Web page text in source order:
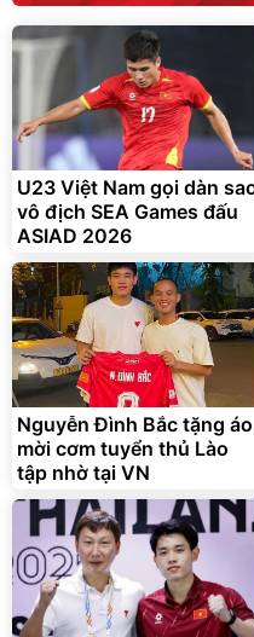
Bạt phủ xe ô tô cao cấp,
tráng nhôm 03 lớp
392.000đ
325.000đ
Đã bán nhiều
U23 Việt Nam gọi dàn
vô địch SEA Games đấu
ASIAD 2026
Nguyễn Đình Bắc tặng
mời cơm tuyển thủ Lào
tập nhờ tại VN